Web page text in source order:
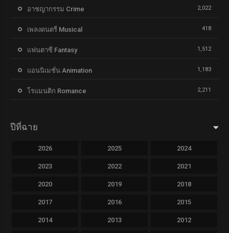
อาชญากรรม Crime 2,022
เพลงดนตรี Musical 418
แฟนตาซี Fantasy 1,512
แอนนิเมชั่น Animation 1,183
โรแมนติก Romance 2,211
ปีที่ฉาย
2026 2025 2024
2023 2022 2021
2020 2019 2018
2017 2016 2015
2014 2013 2012